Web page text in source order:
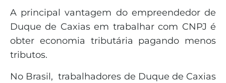
A principal vantagem do empreendedor de
Duque de Caxias em trabalhar com CNPJ é
obter economia tributária pagando menos
tributos.
No Brasil, trabalhadores de Duque de Caxias